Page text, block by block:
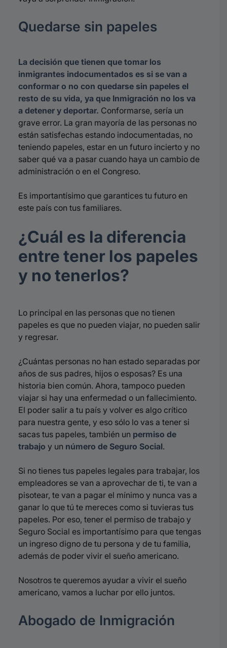
Quedarse sin papeles
La decisión que tienen que tomar los
inmigrantes indocumentados es si se van a
conformar o no con quedarse sin papeles el
resto de su vida, ya que Inmigración no los va
a detener y deportar. Conformarse, sería un
grave error. La gran mayoría de las personas no
están satisfechas estando indocumentadas, no
teniendo papeles, estar en un futuro incierto y no
saber qué va a pasar cuando haya un cambio de
administración o en el Congreso.
Es importantísimo que garantices tu futuro en
este país con tus familiares.
¿Cuál es la diferencia
entre tener los papeles
y no tenerlos?
Lo principal en las personas que no tienen
papeles es que no pueden viajar, no pueden salir
y regresar.
¿Cuántas personas no han estado separadas por
años de sus padres, hijos o esposas? Es una
historia bien común. Ahora, tampoco pueden
viajar si hay una enfermedad o un fallecimiento.
El poder salir a tu país y volver es algo crítico
para nuestra gente, y eso sólo lo vas a tener si
sacas tus papeles, también un permiso de
trabajo y un número de Seguro Social.
Si no tienes tus papeles legales para trabajar, los
empleadores se van a aprovechar de ti, te van a
pisotear, te van a pagar el mínimo y nunca vas a
ganar lo que tú te mereces como si tuvieras tus
papeles. Por eso, tener el permiso de trabajo y
Seguro Social es importantísimo para que tengas
un ingreso digno de tu persona y de tu familia,
además de poder vivir el sueño americano.
Nosotros te queremos ayudar a vivir el sueño
americano, vamos a luchar por ello juntos.
Abogado de Inmigración